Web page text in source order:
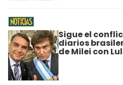
Sigue el
diarios
de Milei con